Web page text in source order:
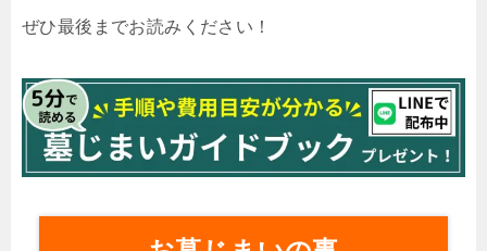
ぜひ最後までお読みください！